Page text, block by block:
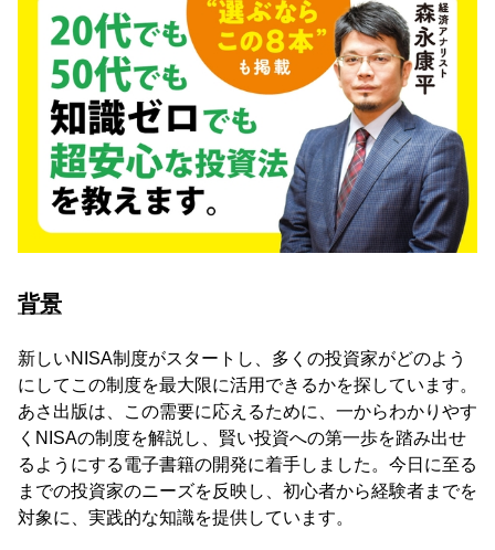
背景
新しいNISA制度がスタートし、多くの投資家がどのよう
にしてこの制度を最大限に活用できるかを探しています。
あさ出版は、この需要に応えるために、一からわかりやす
くNISAの制度を解説し、賢い投資への第一歩を踏み出せ
るようにする電子書籍の開発に着手しました。今日に至る
までの投資家のニーズを反映し、初心者から経験者までを
対象に、実践的な知識を提供しています。